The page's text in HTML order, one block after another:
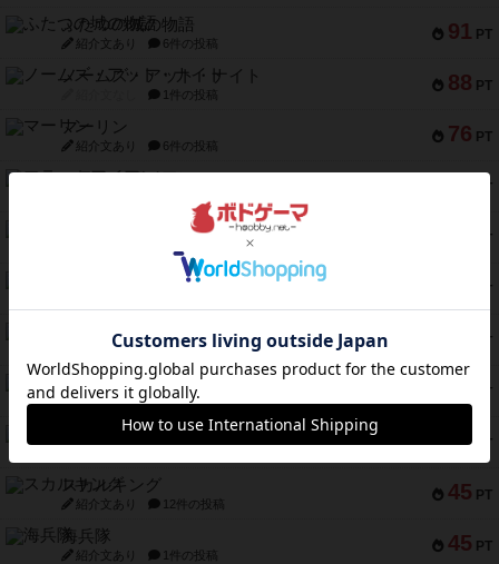
91 PT
ふたつの城の物語
紹介文あり 6件の投稿
88 PT
ノームズ・アット・ナイト
1件の投稿
76 PT
マーリン
紹介文あり 6件の投稿
PT
フラットアイアン
PT
トランスオリエント・エクスプレス
PT
アンブッシュ！：ムーブアウト！
PT
キャプテン・フリップ：イスラ・ボンバ
紹介文なし 2件の投稿
PT
ガルフストライク
紹介文あり 1件の投稿
45 PT
エコーズ・オブ・タイム
45 PT
スカルキング
紹介文あり 12件の投稿
45 PT
海兵隊
紹介文あり 1件の投稿